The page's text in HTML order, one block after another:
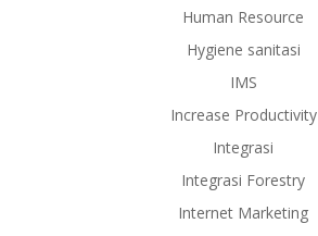
Human Resource
Hygiene sanitasi
IMS
Increase Productivity
Integrasi
Integrasi Forestry
Internet Marketing